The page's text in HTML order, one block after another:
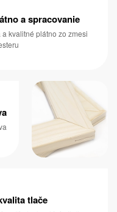
a spracovanie
kvalitné plátno zo zmesi
tlače